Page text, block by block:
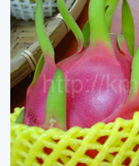
白肉種或越南白肉種